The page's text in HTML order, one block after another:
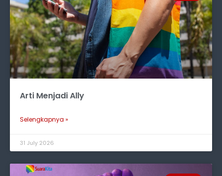
Arti Menjadi Ally
Selengkapnya »
31 July 2026